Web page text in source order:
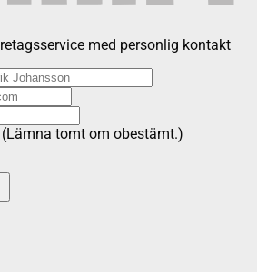
med personlig kontakt
tomt om obestämt.)